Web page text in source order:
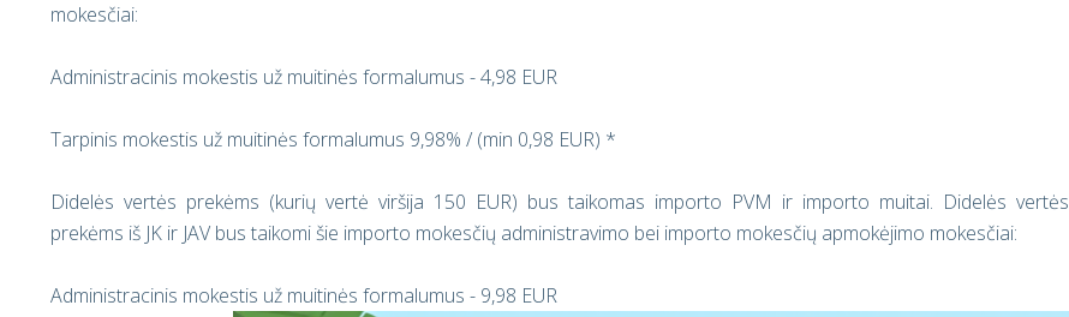
mokesčiai:
Administracinis mokestis už muitinės formalumus - 4,98 EUR
Tarpinis mokestis už muitinės formalumus 9,98% / (min 0,98 EUR) *
Didelės vertės prekėms (kurių vertė viršija 150 EUR) bus taikomas importo PVM ir importo muitai. Didelės vertės
prekėms iš JK ir JAV bus taikomi šie importo mokesčių administravimo bei importo mokesčių apmokėjimo mokesčiai:
Administracinis mokestis už muitinės formalumus - 9,98 EUR